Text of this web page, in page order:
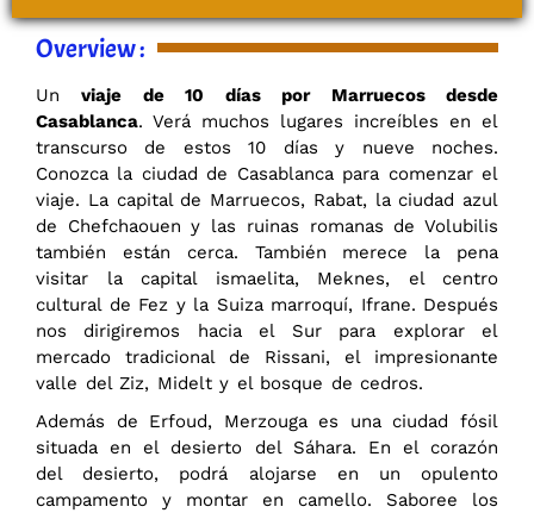
Overview :
Unviaje de 10 días por Marruecos desde
Casablanca. Verá muchos lugares increíbles en el
transcurso de estos 10 días y nueve noches.
Conozca la ciudad de Casablanca para comenzar el
viaje. La capital de Marruecos, Rabat, la ciudad azul
de Chefchaouen y las ruinas romanas de Volubilis
también están cerca. También merece la pena
visitar la capital ismaelita, Meknes, el centro
cultural de Fez y la Suiza marroquí, Ifrane. Después
nos dirigiremos hacia el Sur para explorar el
mercado tradicional de Rissani, el impresionante
valle del Ziz, Midelt y el bosque de cedros.
Además de Erfoud, Merzouga es una ciudad fósil
situada en el desierto del Sáhara. En el corazón
del desierto, podrá alojarse en un opulento
campamento y montar en camello. Saboree los